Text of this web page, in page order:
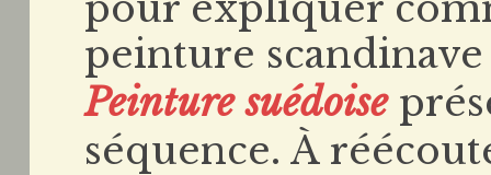
peinture
Peinture suédoise
séquence. À